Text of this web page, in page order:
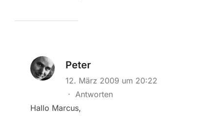
Peter
12. März 2009 um 20:22
· Antworten
Hallo Marcus,